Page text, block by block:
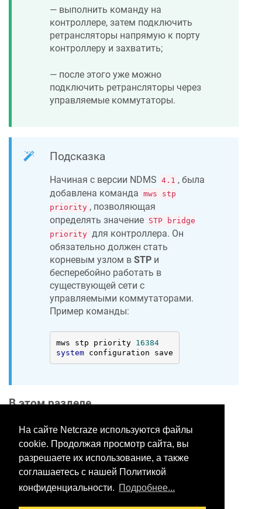
На сайте Netcraze используются файлы
cookie. Продолжая просмотр сайта, вы
разрешаете их использование, а также
соглашаетесь с нашей Политикой
конфиденциальности. Подробнее...
— выполнить команду на
контроллере, затем подключить
ретрансляторы напрямую к порту
контроллеру и захватить;
— после этого уже можно
подключить ретрансляторы через
управляемые коммутаторы.
Подсказка
Начиная с версии NDMS 4.1 , была
добавлена команда mws stp
priority , позволяющая
определять значение STP bridge
priority для контроллера. Он
обязательно должен стать
корневым узлом в STP и
бесперебойно работать в
существующей сети с
управляемыми коммутаторами.
Пример команды:
mws stp priority 16384
system configuration save
В этом разделе
Хотите оставить отзыв?
Нажмите здесь, чтобы